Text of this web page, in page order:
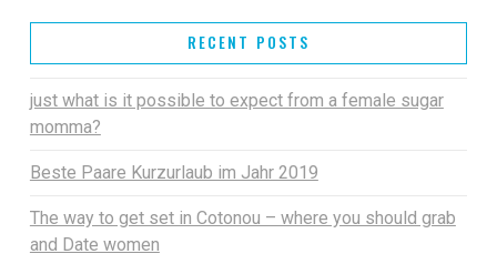
RECENT POSTS
just what is it possible to expect from a female sugar
momma?
Beste Paare Kurzurlaub im Jahr 2019
The way to get set in Cotonou – where you should grab
and Date women